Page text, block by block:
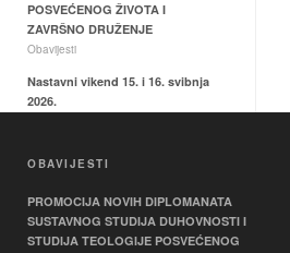
POSVEĆENOG ŽIVOTA I
ZAVRŠNO DRUŽENJE
Obavijesti
Nastavni vikend 15. i 16. svibnja
2026.
Terezije i svetih roditelja Ljudevita
OBAVIJESTI
PROMOCIJA NOVIH DIPLOMANATA
SUSTAVNOG STUDIJA DUHOVNOSTI I
STUDIJA TEOLOGIJE POSVEĆENOG